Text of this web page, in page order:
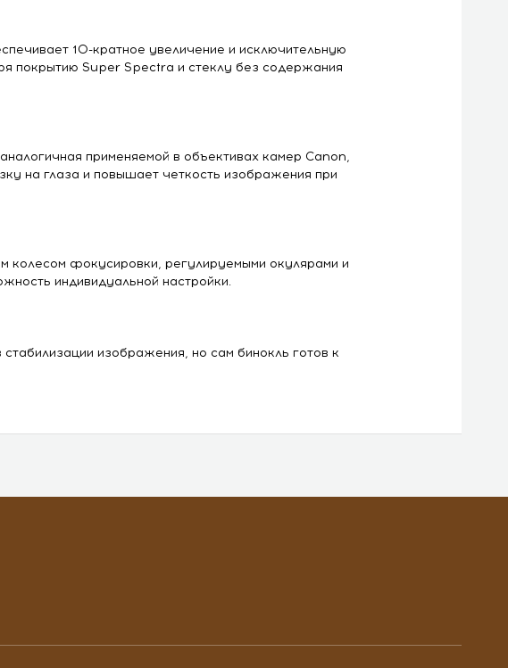
10-кратное увеличение и исключительную
покрытию Super Spectra и стеклу без содержания
применяемой в объективах камер Canon,
на глаза и повышает четкость изображения при
колесом фокусировки, регулируемыми окулярами и
индивидуальной настройки.
изображения, но сам бинокль готов к